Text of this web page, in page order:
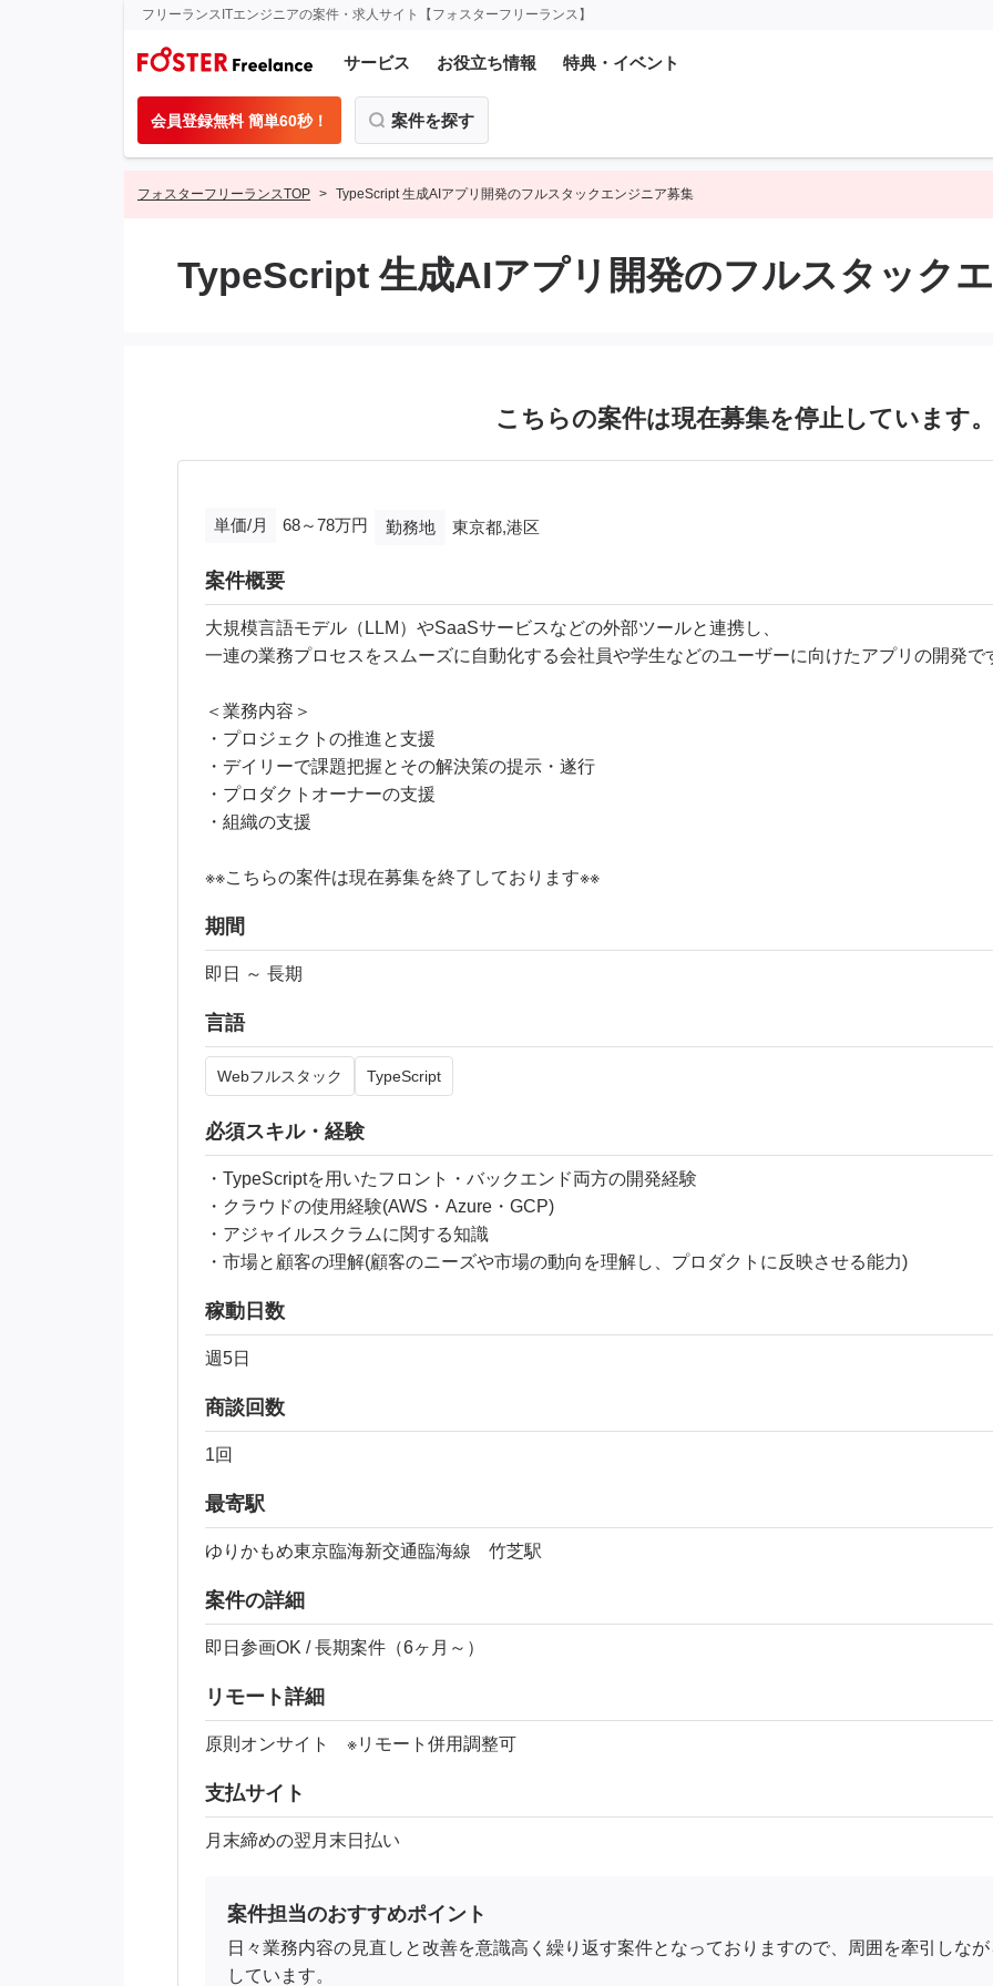
フリーランスITエンジニアの案件・求人サイト【フォスターフリーランス】
サービス お役立ち情報 特典・イベント
会員登録無料 簡単60秒！ 案件を探す
フォスターフリーランスTOP TypeScript 生成AIアプリ開発のフルスタックエンジニア募集
TypeScript 生成AIアプリ開発のフルスタック
こちらの案件は現在募集を停止しています
単価/月 68～78万円 勤務地 東京都,港区
案件概要
大規模言語モデル（LLM）やSaaSサービスなどの外部ツールと連携し、
一連の業務プロセスをスムーズに自動化する会社員や学生などのユーザーに向けたアプリの開発で
＜業務内容＞
・プロジェクトの推進と支援
・デイリーで課題把握とその解決策の提示・遂行
・プロダクトオーナーの支援
・組織の支援
※※こちらの案件は現在募集を終了しております※※
期間
即日 ～ 長期
言語
Webフルスタック TypeScript
必須スキル・経験
・TypeScriptを用いたフロント・バックエンド両方の開発経験
・クラウドの使用経験(AWS・Azure・GCP)
・アジャイルスクラムに関する知識
・市場と顧客の理解(顧客のニーズや市場の動向を理解し、プロダクトに反映させる能力)
稼動日数
週5日
商談回数
1回
最寄駅
ゆりかもめ東京臨海新交通臨海線 竹芝駅
案件の詳細
即日参画OK / 長期案件（6ヶ月～）
リモート詳細
原則オンサイト ※リモート併用調整可
支払サイト
月末締めの翌月末日払い
案件担当のおすすめポイント
日々業務内容の見直しと改善を意識高く繰り返す案件となっておりますので、周囲を牽引しな
しています。